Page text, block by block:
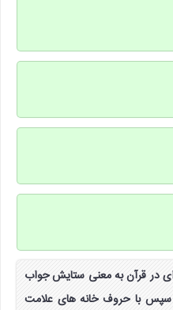
ای در قرآن به معنی ستایش جواب
سپس با حروف خانه های علامت